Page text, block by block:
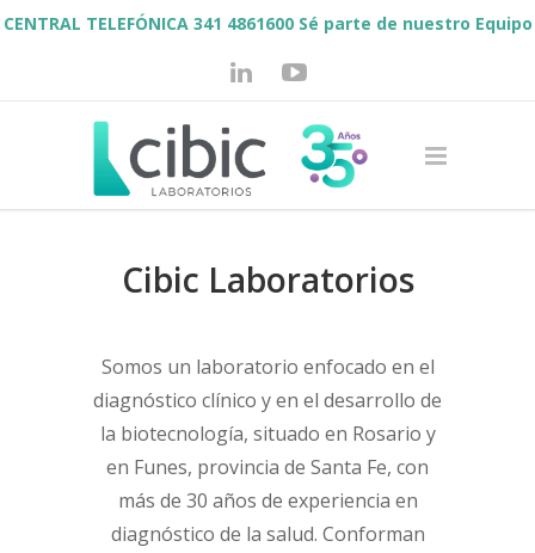
CENTRAL TELEFÓNICA 341 4861600 Sé parte de nuestro Equipo
Cibic Laboratorios
Somos un laboratorio enfocado en el
diagnóstico clínico y en el desarrollo de
la biotecnología, situado en Rosario y
en Funes, provincia de Santa Fe, con
más de 30 años de experiencia en
diagnóstico de la salud. Conforman
Profesionales
Sé parte de
Plataformas Tecnológicas
Certificaciones
Consultas